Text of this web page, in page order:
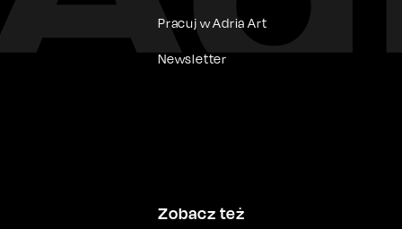
Pracuj w Adria Art
Newsletter
Zobacz też